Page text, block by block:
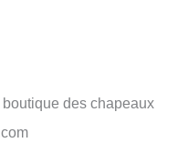
des chapeaux